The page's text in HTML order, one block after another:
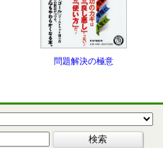
問題解決の極意